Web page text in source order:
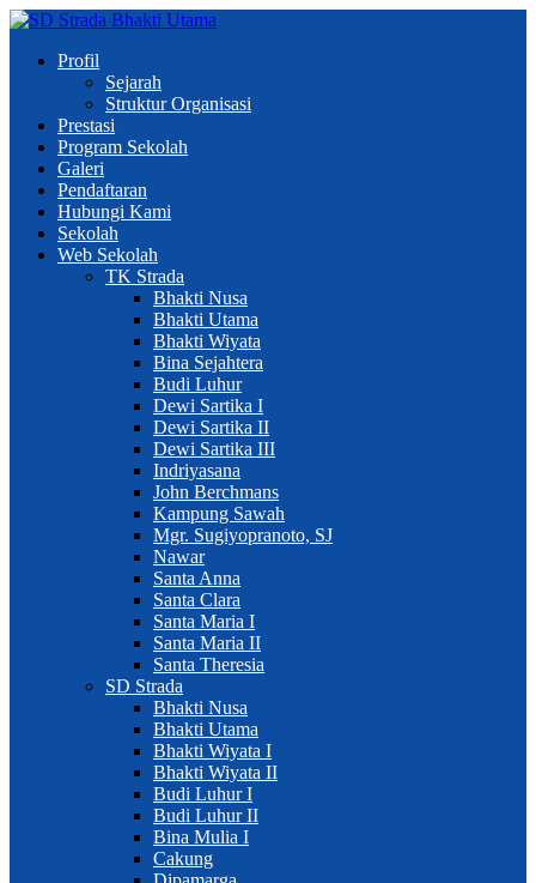
Profil
Sejarah
Struktur Organisasi
Prestasi
Program Sekolah
Galeri
Pendaftaran
Hubungi Kami
Sekolah
Web Sekolah
TK Strada
Bhakti Nusa
Bhakti Utama
Bhakti Wiyata
Bina Sejahtera
Budi Luhur
Dewi Sartika I
Dewi Sartika II
Dewi Sartika III
Indriyasana
John Berchmans
Kampung Sawah
Mgr. Sugiyopranoto, SJ
Nawar
Santa Anna
Santa Clara
Santa Maria I
Santa Maria II
Santa Theresia
SD Strada
Bhakti Nusa
Bhakti Utama
Bhakti Wiyata I
Bhakti Wiyata II
Budi Luhur I
Budi Luhur II
Bina Mulia I
Cakung